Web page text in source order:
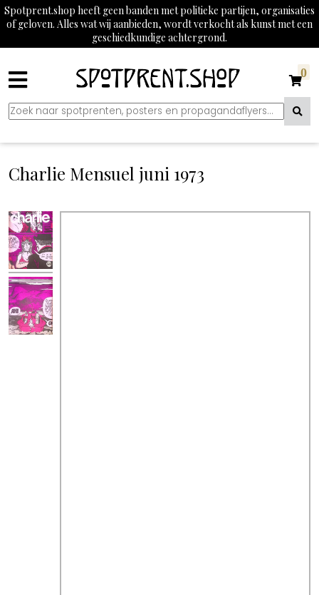
Spotprent.shop heeft geen banden met politieke partijen, organisaties
of geloven. Alles wat wij aanbieden, wordt verkocht als kunst met een
geschiedkundige achtergrond.
0
Charlie Mensuel juni 1973